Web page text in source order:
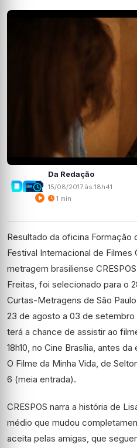
Da Redação
15/08/2017 às 18h41
1 min
Resultado da oficina Formação
Festival Internacional de
metragem brasiliense
Freitas, foi selecionado para o
Curtas-Metragens de São
23 de agosto a 03 de setembro
terá a chance de assistir ao
18h10, no Cine Brasília, antes
O Filme da Minha Vida, de
6 (meia entrada).
CRESPOS narra a história de
médio que mudou
aceita pelas amigas, que